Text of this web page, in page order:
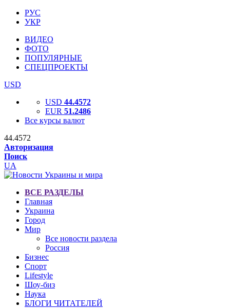
РУС
УКР
ВИДЕО
ФОТО
ПОПУЛЯРНЫЕ
СПЕЦПРОЕКТЫ
USD
USD 44.4572
EUR 51.2486
Все курсы валют
44.4572
Авторизация
Поиск
UA
ВСЕ РАЗДЕЛЫ
Главная
Украина
Город
Мир
Все новости раздела
Россия
Бизнес
Спорт
Lifestyle
Шоу-биз
Наука
БЛОГИ ЧИТАТЕЛЕЙ